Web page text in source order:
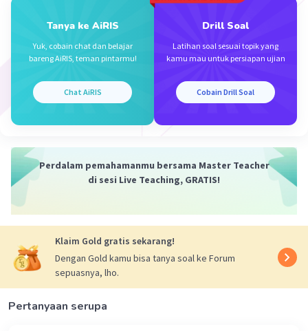
Tanya ke AiRIS
Yuk, cobain chat dan belajar
bareng AiRIS, teman pintarmu!
Chat AiRIS
Drill Soal
Latihan soal sesuai topik yang
kamu mau untuk persiapan ujian
Cobain Drill Soal
Perdalam pemahamanmu bersama Master Teacher
di sesi Live Teaching, GRATIS!
Klaim Gold gratis sekarang!
Dengan Gold kamu bisa tanya soal ke Forum
sepuasnya, lho.
Pertanyaan serupa